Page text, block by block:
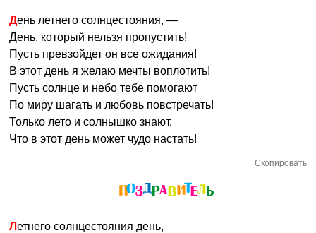
День летнего солнцестояния, —
День, который нельзя пропустить!
Пусть превзойдет он все ожидания!
В этот день я желаю мечты воплотить!
Пусть солнце и небо тебе помогают
По миру шагать и любовь повстречать!
Только лето и солнышко знают,
Что в этот день может чудо настать!
Скопировать
Летнего солнцестояния день,